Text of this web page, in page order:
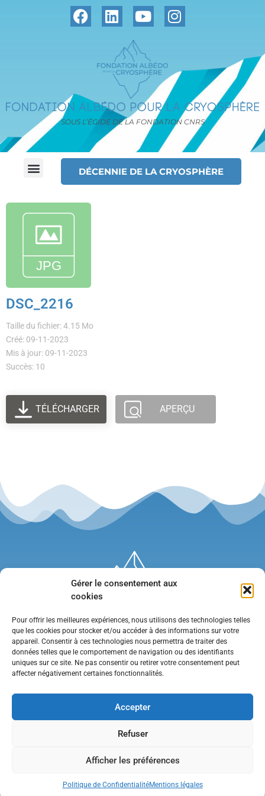
Gérer le consentement aux
cookies
Pour offrir les meilleures expériences, nous utilisons des technologies telles
que les cookies pour stocker et/ou accéder à des informations sur votre
appareil. Consentir à ces technologies nous permettra de traiter des
données telles que le comportement de navigation ou des identifiants
uniques sur ce site. Ne pas consentir ou retirer votre consentement peut
affecter négativement certaines fonctionnalités.
Accepter
Refuser
Afficher les préférences
Politique de ConfidentialitéMentions légales
SOUS L’ÉGIDE DE LA FONDATION CNRS
DÉCENNIE DE LA CRYOSPHÈRE
DSC_2216
Taille du fichier: 4.15 Mo
Créé: 09-11-2023
Mis à jour: 09-11-2023
Succès: 10
TÉLÉCHARGER APERÇU
•Contact